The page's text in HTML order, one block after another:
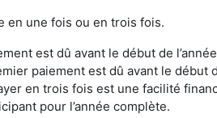
en une fois ou en trois fois.
est dû avant le début de
paiement est dû avant le
en trois fois est une facilité
pour l’année complète.